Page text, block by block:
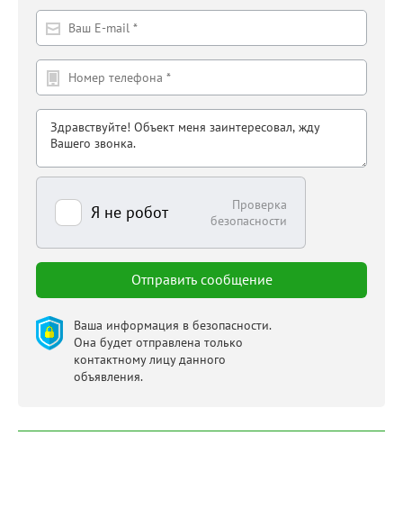
Я не робот
Проверка
безопасности
Ваша информация в безопасности.
Она будет отправлена только
контактному лицу данного
объявления.